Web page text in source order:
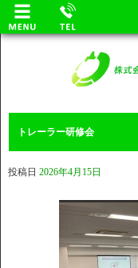
トレーラー研修会
投稿日 2026年4月15日